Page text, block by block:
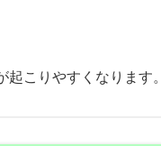
起こりやすくなります。